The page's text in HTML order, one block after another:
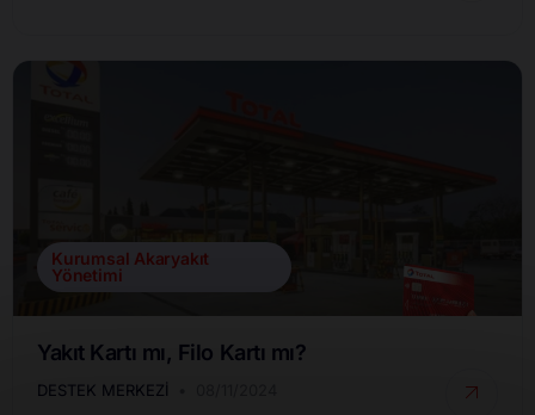
Kurumsal Akaryakıt
Yönetimi
Yakıt Kartı mı, Filo Kartı mı?
DESTEK MERKEZI